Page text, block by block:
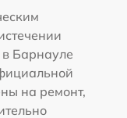
Барнауле
на ремонт,